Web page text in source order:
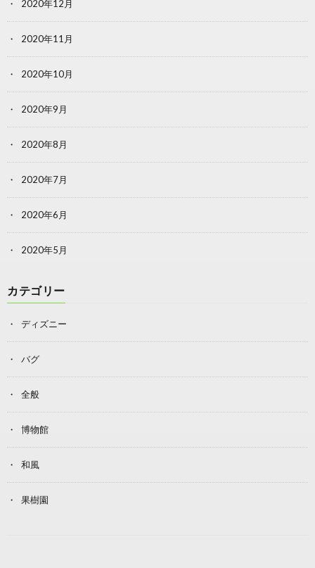
2020年12月
2020年11月
2020年10月
2020年9月
2020年8月
2020年7月
2020年6月
2020年5月
カテゴリー
ディズニー
バグ
全般
博物館
和風
果樹園